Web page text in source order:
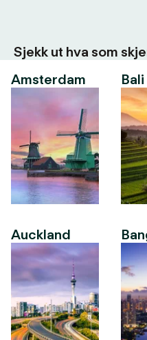
Sjekk ut hva som
Amsterdam
Auckland
Bali